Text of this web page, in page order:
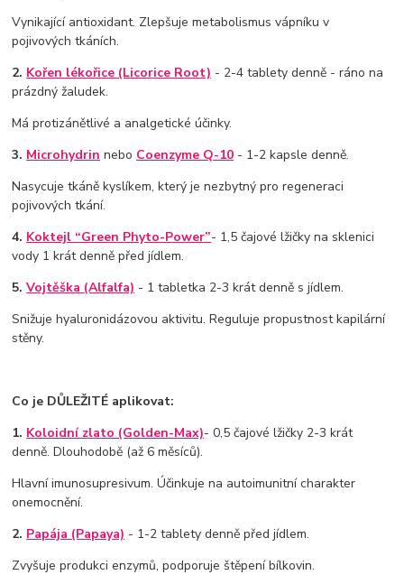
Vynikající antioxidant. Zlepšuje metabolismus vápníku v
pojivových tkáních.
2. Kořen lékořice (Licorice Root) - 2-4 tablety denně - ráno na
prázdný žaludek.
Má protizánětlivé a analgetické účinky.
3. Microhydrin nebo Coenzyme Q-10 - 1-2 kapsle denně.
Nasycuje tkáně kyslíkem, který je nezbytný pro regeneraci
pojivových tkání.
4. Koktejl “Green Phyto-Power”- 1,5 čajové lžičky na sklenici
vody 1 krát denně před jídlem.
5.Vojtěška (Alfalfa) - 1 tabletka 2-3 krát denně s jídlem.
Snižuje hyaluronidázovou aktivitu. Reguluje propustnost kapilární
stěny.
Co je DŮLEŽITÉ aplikovat:
1. Koloidní zlato (Golden-Max)- 0,5 čajové lžičky 2-3 krát
denně. Dlouhodobě (až 6 měsíců).
Hlavní imunosupresivum. Účinkuje na autoimunitní charakter
onemocnění.
2. Papája (Papaya) - 1-2 tablety denně před jídlem.
Zvyšuje produkci enzymů, podporuje štěpení bílkovin.